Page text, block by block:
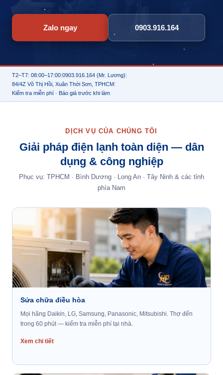
Zalo ngay 0903.916.164
T2–T7: 08:00–17:00|0903.916.164 (Mr. Lương)|
84/4Z Võ Thị Hồi, Xuân Thới Sơn, TPHCM|
Kiểm tra miễn phí · Báo giá trước khi làm
DỊCH VỤ CỦA CHÚNG TÔI
Giải pháp điện lạnh toàn diện — dân
dụng & công nghiệp
Phục vụ: TPHCM · Bình Dương · Long An · Tây Ninh & các tỉnh
phía Nam
Sửa chữa điều hòa
Mọi hãng Daikin, LG, Samsung, Panasonic, Mitsubishi. Thợ đến
trong 60 phút — kiểm tra miễn phí tại nhà.
Xem chi tiết